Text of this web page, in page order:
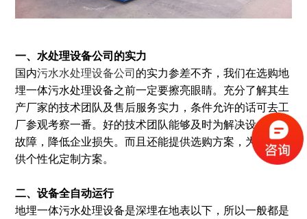
一、水处理设备公司的实力
国内污水水处理设备公司 的实力参差不齐， 我们在选购地
埋一体污水处理设备之前一定要擦亮眼睛。充分了解其生
产厂家的技术团队及售后服务实力，条件允许的话可去工
厂参观考察一番。好的技术团队能够及时为解决设备运行
故障，降低企业损失。而且还能提供选购方案，为企业提
供个性化定制方案。
二、设备全自动运行
地埋一体污水处理设备是深埋在地表以下，所以一般都是